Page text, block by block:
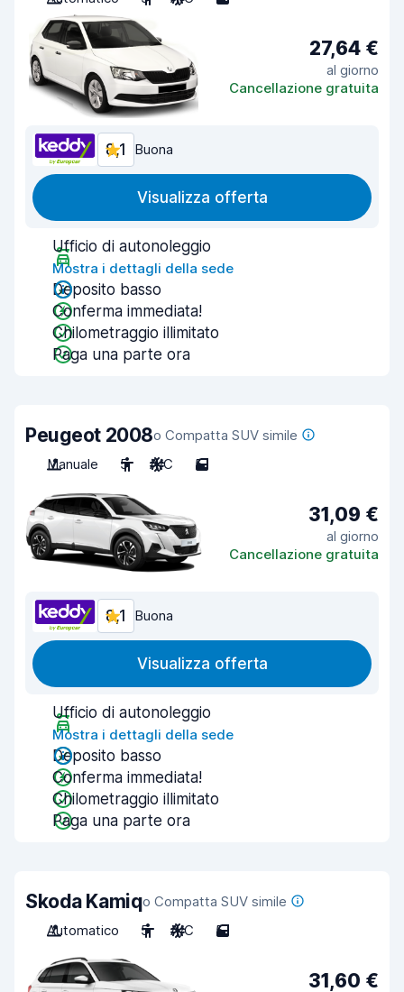
27,64 €
al giorno
Cancellazione gratuita
8,1 Buona
Visualizza offerta
Ufficio di autonoleggio
Mostra i dettagli della sede
Deposito basso
Conferma immediata!
Chilometraggio illimitato
Paga una parte ora
Peugeot 2008o Compatta SUV simile
Manuale
5 A/C 5
31,09 €
al giorno
Cancellazione gratuita
8,1 Buona
Visualizza offerta
Ufficio di autonoleggio
Mostra i dettagli della sede
Deposito basso
Conferma immediata!
Chilometraggio illimitato
Paga una parte ora
Skoda Kamiqo Compatta SUV simile
Automatico
5 A/C 5
31,60 €